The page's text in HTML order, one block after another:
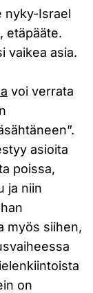
nyky-Israel
etäpääte.
vaikea asia.
voi verrata
asioita
poissa,
ja niin
myös siihen,
on